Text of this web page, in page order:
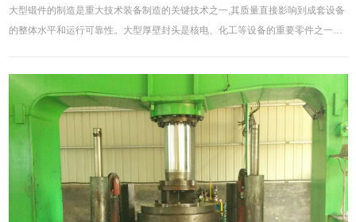
质量求生存、以信誉求发展的原则，得到了广大客户的认可。产品遍布全国各地
深受客户好评。 椭圆封头质量控制上遵循一系列的步骤。此步骤为：进料-理
发运。国标封头是石油化工、原子能到食品制多行业压力容器设备中不可缺少的
重要部件。用途：水、饮料、啤酒、食品、石油化工、核电、机械、化肥、造
船、防水处理、管道等包装：木箱、纸箱服务：提供技术咨询、指导安装等用
途：焊接在管端或装在管端外螺纹上以盖堵管子的管件。用来封闭管路，作用与
管堵相同。盲板的形式相接近，只不过盲板是可以拆卸的封堵，而焊接管帽则是
大型锻件的制造是重大技术装备制造的关键技术之一,其质量直接影响到成套设备
的整体水平和运行可靠性。大型厚壁封头是核电、化工等设备的重要零件之一、
型对大型锻造装备和工艺都带来了更高的要求。它具有技术条件要求高、制造工
艺难度大、工序复杂及生产周期长等特点。长期以来,尽管众多学者对封头成型做
了大量研究,但还没有科学地给出成形过程中的规律。本文采用塑性加工有限元数
值模拟及试验相结合的研究方法,就大型厚壁椭圆封头的热冲压成形锻造工艺进行
研究。本文通过理论计算研究大型厚壁封头热成形理论;分析大型厚壁封头成形过
程关键影响因素,包括:板坯尺寸、成形力、模具形线参数、摩擦等。确定椭圆封头
锻件工艺初步设计。本文以MARC作为有限元分析软件,通过热力耦合数值模拟计